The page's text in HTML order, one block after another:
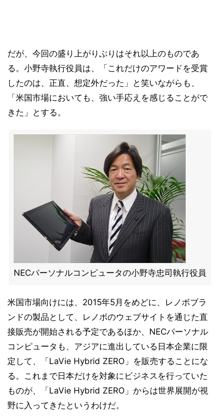
だが、今回の盛り上がりぶりはそれ以上のものであ
る。小野寺執行役員は、「これだけのアワードを受賞
したのは、正直、想定外だった」と笑いながらも、
「米国市場においても、強い手応えを感じることがで
きた」とする。
NECパーソナルコンピュータの小野寺忠司執行役員
米国市場向けには、2015年5月をめどに、レノボブラ
ンドの製品として、レノボのウェブサイトを通じた直
接販売が開始される予定であるほか、NECパーソナル
コンピュータも、アジアに進出している日本企業に限
定して、「LaVie Hybrid ZERO」を販売することにな
る。これまで日本だけを対象にビジネスを行っていた
ものが、「LaVie Hybrid ZERO」からは世界展開が視
野に入ってきたというわけだ。